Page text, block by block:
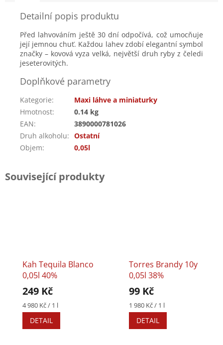
Detailní popis produktu
Před lahvováním ještě 30 dní odpočívá, což umocňuje
její jemnou chuť. Každou lahev zdobí elegantní symbol
značky – kovová vyza velká, největší druh ryby z čeledi
jeseterovitých.
Doplňkové parametry
Kategorie:
Maxi láhve a miniaturky
Hmotnost:
0.14 kg
EAN:
3890000781026
Druh alkoholu: Ostatní
Objem: 0,05l
Související produkty
Kah Tequila Blanco
0,05l 40%
249 Kč
Měrná
cena:
4 980 Kč / 1 l
DETAIL
Torres Brandy 10y
0,05l 38%
99 Kč
Měrná
cena:
1 980 Kč / 1 l
DETAIL